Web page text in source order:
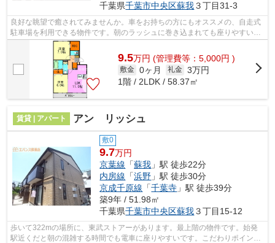
千葉県千葉市中央区蘇我３丁目31-3
良好な眺望で癒されてみませんか。車をお持ちの方にもオススメの、自走式
駐車場を利用できる物件です。朝のラッシュに巻き込まれても座りやすい、
始発駅付近にある物件です。当社イチ...
9.5万円 (管理費等：5,000円 )
敷金 0ヶ月 礼金 3万円
1階 / 2LDK / 58.37㎡
賃貸 | アパート アン リッシュ
敷0
9.7万円
京葉線 「蘇我 」駅 徒歩22分
内房線 「浜野 」駅 徒歩30分
京成千原線 「千葉寺 」駅 徒歩39分
築9年 / 51.98㎡
千葉県千葉市中央区蘇我３丁目15-12
歩いて322mの場所に、東武ストアーがあります。最上階の物件です。始発
駅近くだと朝の混雑する時間でも電車に座りやすいです。こだわりポイント